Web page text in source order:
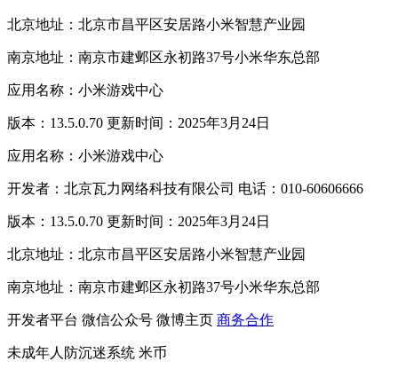
北京地址：北京市昌平区安居路小米智慧产业园
南京地址：南京市建邺区永初路37号小米华东总部
应用名称：小米游戏中心
版本：13.5.0.70 更新时间：2025年3月24日
应用名称：小米游戏中心
开发者：北京瓦力网络科技有限公司 电话：010-60606666
版本：13.5.0.70 更新时间：2025年3月24日
北京地址：北京市昌平区安居路小米智慧产业园
南京地址：南京市建邺区永初路37号小米华东总部
开发者平台 微信公众号 微博主页 商务合作
未成年人防沉迷系统 米币